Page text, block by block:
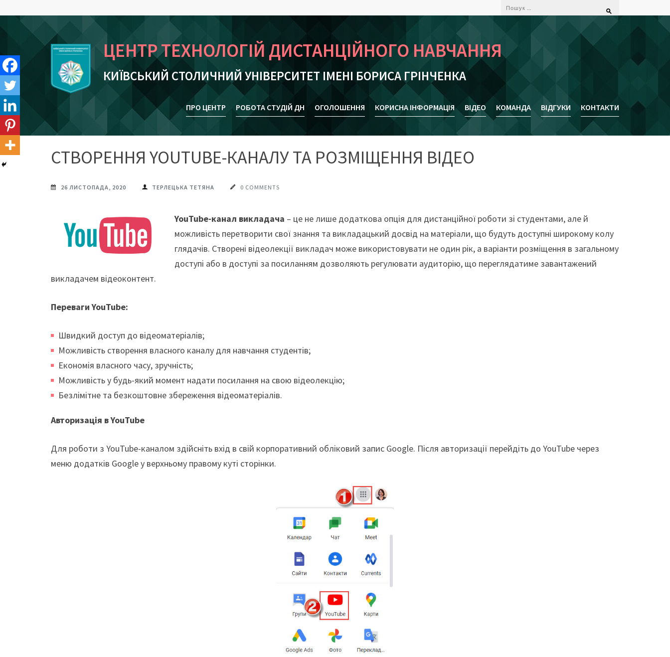
Enter)
Пошук:
ЦЕНТР ТЕХНОЛОГІЙ ДИСТАНЦІЙНОГО НАВЧАННЯ
КИЇВСЬКИЙ СТОЛИЧНИЙ УНІВЕРСИТЕТ ІМЕНІ БОРИСА ГРІНЧЕНКА
ПРО ЦЕНТР РОБОТА СТУДІЙ ДН ОГОЛОШЕННЯ КОРИСНА ІНФОРМАЦІЯ ВІДЕО КОМАНДА ВІДГУКИ КОНТАКТИ
СТВОРЕННЯ YOUTUBE-КАНАЛУ ТА РОЗМІЩЕННЯ ВІДЕО
26 ЛИСТОПАДА, 2020 ТЕРЛЕЦЬКА ТЕТЯНА 0 COMMENTS
YouTube-канал викладача – це не лише додаткова опція для дистанційної роботи зі студентами, але й
можливість перетворити свої знання та викладацький досвід на матеріали, що будуть доступні широкому колу
глядачів. Створені відеолекції викладач може використовувати не один рік, а варіанти розміщення в загальному
доступі або в доступі за посиланням дозволяють регулювати аудиторію, що переглядатиме завантажений
викладачем відеоконтент.
Переваги YouTube:
Швидкий доступ до відеоматеріалів;
Можливість створення власного каналу для навчання студентів;
Економія власного часу, зручність;
Можливість у будь-який момент надати посилання на свою відеолекцію;
Безлімітне та безкоштовне збереження відеоматеріалів.
Авторизація в YouTube
Для роботи з YouTube-каналом здійсніть вхід в свій корпоративний обліковий запис Google. Після авторизації перейдіть до YouTube через
меню додатків Google у верхньому правому куті сторінки.